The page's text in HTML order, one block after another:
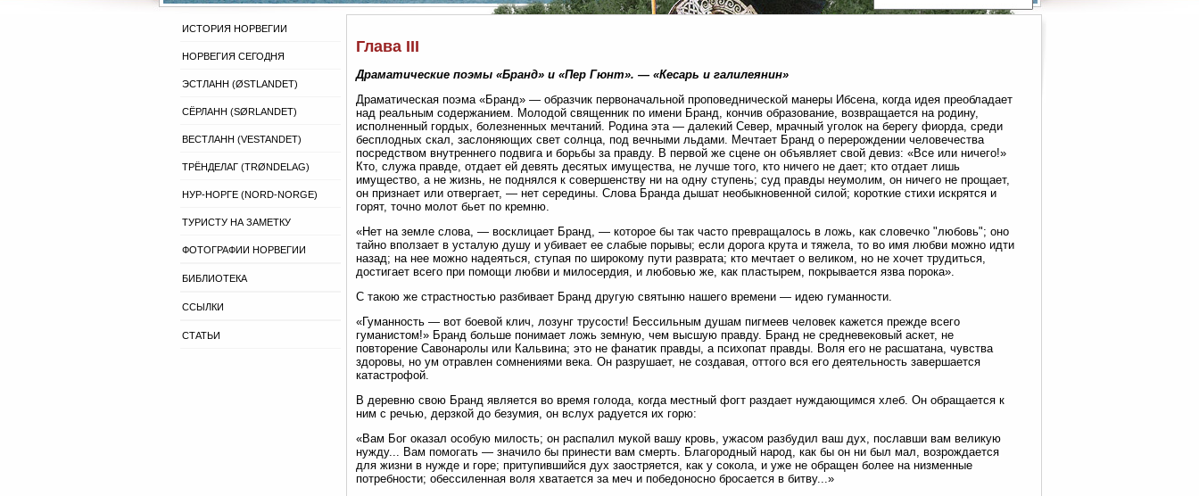
ИСТОРИЯ НОРВЕГИИ
НОРВЕГИЯ СЕГОДНЯ
ЭСТЛАНН (ØSTLANDET)
СЁРЛАНН (SØRLANDET)
ВЕСТЛАНН (VESTANDET)
ТРЁНДЕЛАГ (TRØNDELAG)
НУР-НОРГЕ (NORD-NORGE)
ТУРИСТУ НА ЗАМЕТКУ
ФОТОГРАФИИ НОРВЕГИИ
БИБЛИОТЕКА
ССЫЛКИ
СТАТЬИ
Глава III
Драматические поэмы «Бранд» и «Пер Гюнт». — «Кесарь и галилеянин»
Драматическая поэма «Бранд» — образчик первоначальной проповеднической манеры Ибсена, когда идея преобладает
над реальным содержанием. Молодой священник по имени Бранд, кончив образование, возвращается на родину,
исполненный гордых, болезненных мечтаний. Родина эта — далекий Север, мрачный уголок на берегу фиорда, среди
бесплодных скал, заслоняющих свет солнца, под вечными льдами. Мечтает Бранд о перерождении человечества
посредством внутреннего подвига и борьбы за правду. В первой же сцене он объявляет свой девиз: «Все или ничего!»
Кто, служа правде, отдает ей девять десятых имущества, не лучше того, кто ничего не дает; кто отдает лишь
имущество, а не жизнь, не поднялся к совершенству ни на одну ступень; суд правды неумолим, он ничего не прощает,
он признает или отвергает, — нет середины. Слова Бранда дышат необыкновенной силой; короткие стихи искрятся и
горят, точно молот бьет по кремню.
«Нет на земле слова, — восклицает Бранд, — которое бы так часто превращалось в ложь, как словечко "любовь"; оно
тайно вползает в усталую душу и убивает ее слабые порывы; если дорога крута и тяжела, то во имя любви можно идти
назад; на нее можно надеяться, ступая по широкому пути разврата; кто мечтает о великом, но не хочет трудиться,
достигает всего при помощи любви и милосердия, и любовью же, как пластырем, покрывается язва порока».
С такою же страстностью разбивает Бранд другую святыню нашего времени — идею гуманности.
«Гуманность — вот боевой клич, лозунг трусости! Бессильным душам пигмеев человек кажется прежде всего
гуманистом!» Бранд больше понимает ложь земную, чем высшую правду. Бранд не средневековый аскет, не
повторение Савонаролы или Кальвина; это не фанатик правды, а психопат правды. Воля его не расшатана, чувства
здоровы, но ум отравлен сомнениями века. Он разрушает, не создавая, оттого вся его деятельность завершается
катастрофой.
В деревню свою Бранд является во время голода, когда местный фогт раздает нуждающимся хлеб. Он обращается к
ним с речью, дерзкой до безумия, он вслух радуется их горю:
«Вам Бог оказал особую милость; он распалил мукой вашу кровь, ужасом разбудил ваш дух, пославши вам великую
нужду... Вам помогать — значило бы принести вам смерть. Благородный народ, как бы он ни был мал, возрождается
для жизни в нужде и горе; притупившийся дух заостряется, как у сокола, и уже не обращен более на низменные
потребности; обессиленная воля хватается за меч и победоносно бросается в битву...»